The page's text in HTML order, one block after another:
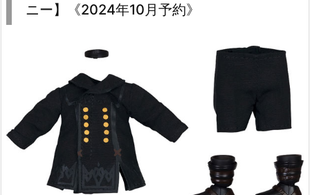
ニー】《2024年10月予約》